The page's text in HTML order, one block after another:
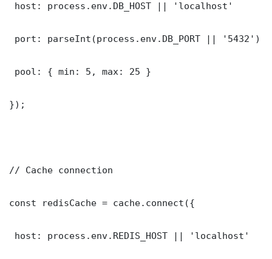
host: process.env.DB_HOST || 'localhost'
port: parseInt(process.env.DB_PORT || '5432')
pool: { min: 5, max: 25 }
});
// Cache connection
const redisCache = cache.connect({
host: process.env.REDIS_HOST || 'localhost'